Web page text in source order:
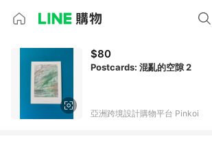
$80
Postcards: 混亂的空隙 2
亞洲跨境設計購物平台 Pinkoi